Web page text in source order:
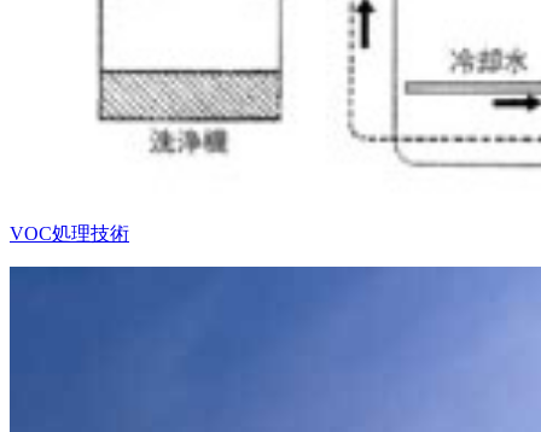
VOC処理技術